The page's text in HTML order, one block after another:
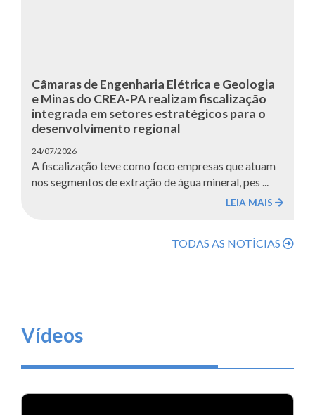
Câmaras de Engenharia Elétrica e Geologia
e Minas do CREA-PA realizam fiscalização
integrada em setores estratégicos para o
desenvolvimento regional
24/07/2026
A fiscalização teve como foco empresas que atuam
nos segmentos de extração de água mineral, pes ...
LEIA MAIS
TODAS AS NOTÍCIAS
Vídeos